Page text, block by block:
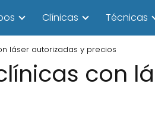
Clínicas Técnicas
láser autorizadas y precios
con